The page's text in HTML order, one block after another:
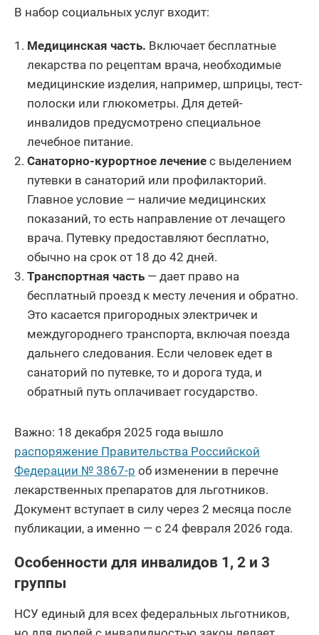
В набор социальных услуг входит:
Медицинская часть. Включает бесплатные
лекарства по рецептам врача, необходимые
медицинские изделия, например, шприцы, тест-
полоски или глюкометры. Для детей-
инвалидов предусмотрено специальное
лечебное питание.
Санаторно-курортное лечение с выделением
путевки в санаторий или профилакторий.
Главное условие — наличие медицинских
показаний, то есть направление от лечащего
врача. Путевку предоставляют бесплатно,
обычно на срок от 18 до 42 дней.
Транспортная часть — дает право на
бесплатный проезд к месту лечения и обратно.
Это касается пригородных электричек и
междугороднего транспорта, включая поезда
дальнего следования. Если человек едет в
санаторий по путевке, то и дорога туда, и
обратный путь оплачивает государство.
Важно: 18 декабря 2025 года вышло
распоряжение Правительства Российской
Федерации № 3867-р об изменении в перечне
лекарственных препаратов для льготников.
Документ вступает в силу через 2 месяца после
публикации, а именно — с 24 февраля 2026 года.
Особенности для инвалидов 1, 2 и 3
группы
НСУ единый для всех федеральных льготников,